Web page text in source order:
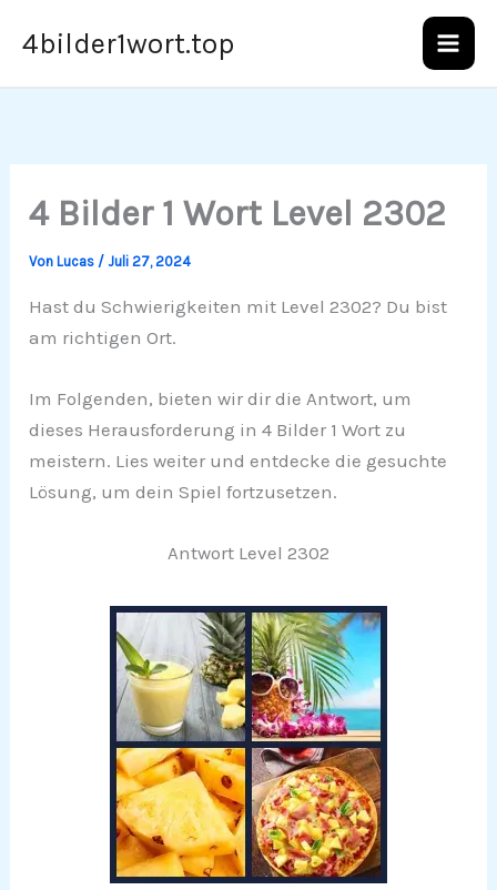
Inhalt
4bilder1wort.top
4 Bilder 1 Wort Level 2302
VonLucas /Juli 27, 2024
Hast du Schwierigkeiten mit Level 2302? Du bist
am richtigen Ort.
Im Folgenden, bieten wir dir die Antwort, um
dieses Herausforderung in 4 Bilder 1 Wort zu
meistern. Lies weiter und entdecke die gesuchte
Lösung, um dein Spiel fortzusetzen.
Antwort Level 2302